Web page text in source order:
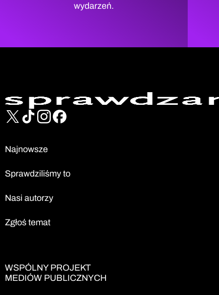
wydarzeń.
Najnowsze
Sprawdziliśmy to
Nasi autorzy
Zgłoś temat
WSPÓLNY PROJEKT
MEDIÓW PUBLICZNYCH